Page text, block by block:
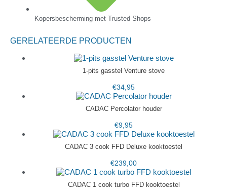
Kopersbescherming met Trusted Shops
GERELATEERDE PRODUCTEN
1-pits gasstel Venture stove
€34,95
CADAC Percolator houder
€9,95
CADAC 3 cook FFD Deluxe kooktoestel
€239,00
CADAC 1 cook turbo FFD kooktoestel